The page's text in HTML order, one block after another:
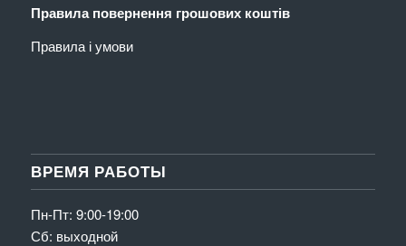
Правила повернення грошових коштів
Правила і умови
ВРЕМЯ РАБОТЫ
Пн-Пт: 9:00-19:00
Сб: выходной